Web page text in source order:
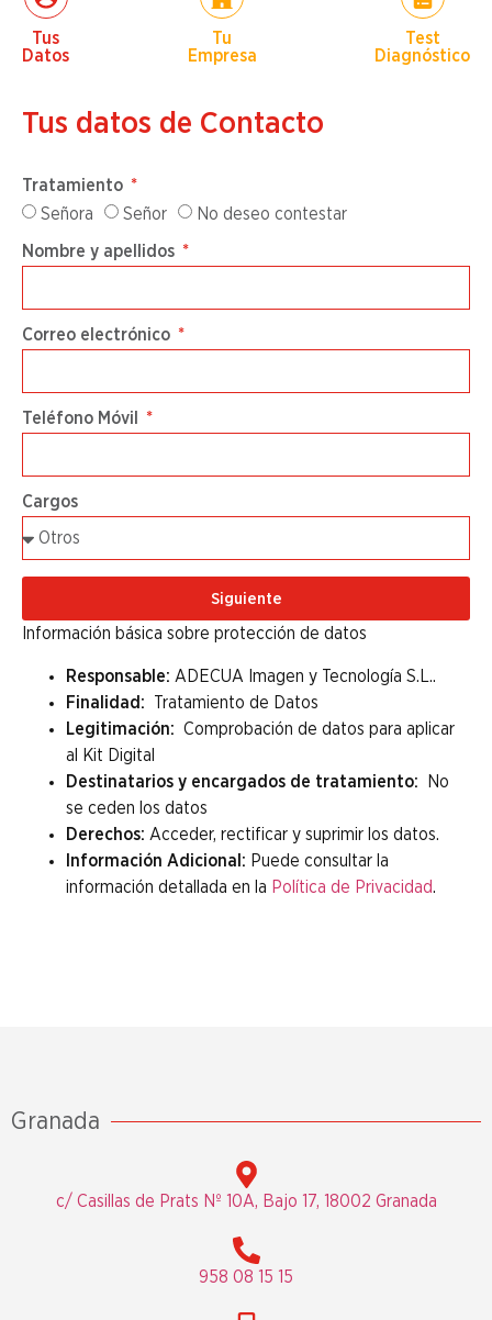
Tus
Datos
Tu
Empresa
Test
Diagnóstico
Tus datos de Contacto
Tratamiento
Señora
Señor No deseo contestar
Nombre y apellidos
Correo electrónico
Teléfono Móvil
Cargos
Siguiente
Información básica sobre protección de datos
Responsable: ADECUA Imagen y Tecnología S.L..
Finalidad: Tratamiento de Datos
Legitimación: Comprobación de datos para aplicar
al Kit Digital
Destinatarios y encargados de tratamiento: No
se ceden los datos
Derechos: Acceder, rectificar y suprimir los datos.
Información Adicional: Puede consultar la
información detallada en la Política de Privacidad.
Granada
c/ Casillas de Prats Nº 10A, Bajo 17, 18002 Granada
958 08 15 15